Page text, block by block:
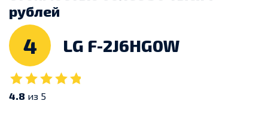
рублей
4 LG F-2J6HG0W
4.8 из 5